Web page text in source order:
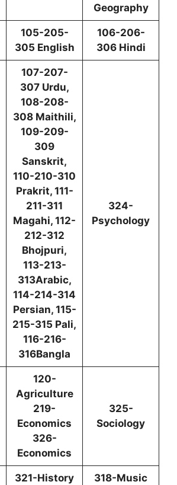
Geography
105-205-
305 English
106-206-
306 Hindi
107-207-
307 Urdu,
108-208-
308 Maithili,
109-209-
309
Sanskrit,
110-210-310
Prakrit, 111-
211-311
Magahi, 112-
212-312
Bhojpuri,
113-213-
313Arabic,
114-214-314
Persian, 115-
215-315 Pali,
116-216-
316Bangla
324-
Psychology
120-
Agriculture
219-
Economics
326-
Economics
325-
Sociology
321-History 318-Music